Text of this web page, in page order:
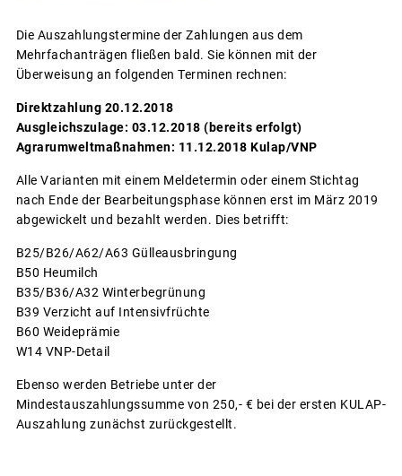
Die Auszahlungstermine der Zahlungen aus dem
Mehrfachanträgen fließen bald. Sie können mit der
Überweisung an folgenden Terminen rechnen:
Direktzahlung 20.12.2018
Ausgleichszulage: 03.12.2018 (bereits erfolgt)
Agrarumweltmaßnahmen: 11.12.2018 Kulap/VNP
Alle Varianten mit einem Meldetermin oder einem Stichtag
nach Ende der Bearbeitungsphase können erst im März 2019
abgewickelt und bezahlt werden. Dies betrifft:
B25/B26/A62/A63 Gülleausbringung
B50 Heumilch
B35/B36/A32 Winterbegrünung
B39 Verzicht auf Intensivfrüchte
B60 Weideprämie
W14 VNP-Detail
Ebenso werden Betriebe unter der
Mindestauszahlungssumme von 250,- € bei der ersten KULAP-
Auszahlung zunächst zurückgestellt.